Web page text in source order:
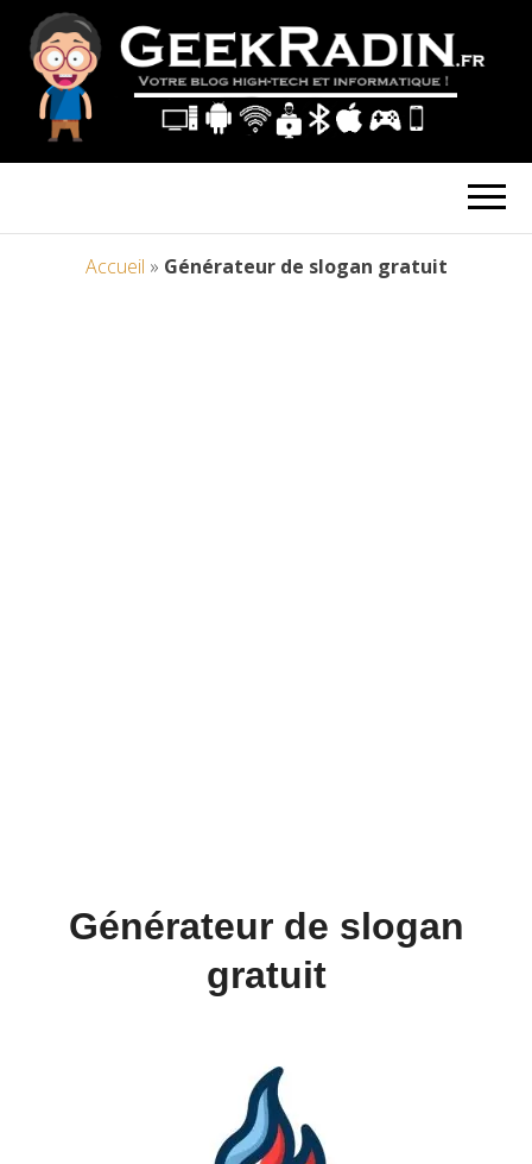
Accueil » Générateur de slogan gratuit
Générateur de slogan
gratuit